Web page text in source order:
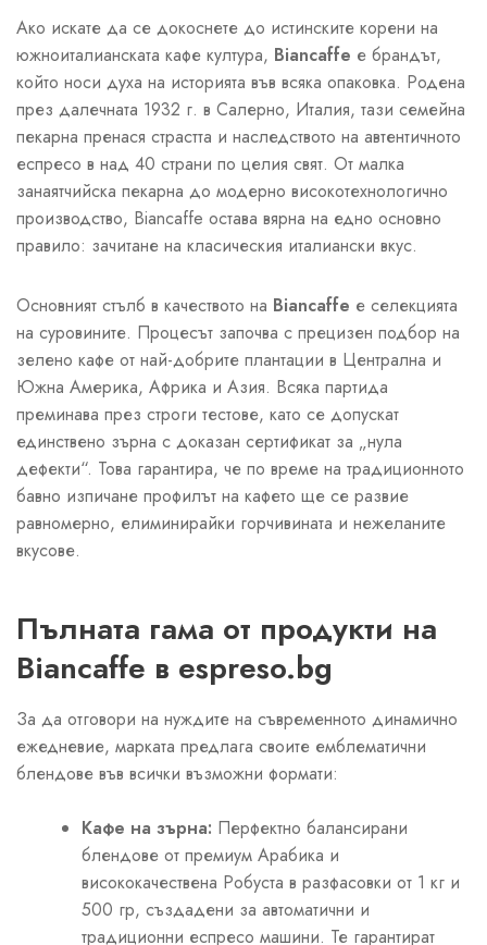
Ако искате да се докоснете до истинските корени на
южноиталианската кафе култура, Biancaffe е брандът,
който носи духа на историята във всяка опаковка. Родена
през далечната 1932 г. в Салерно, Италия, тази семейна
пекарна пренася страстта и наследството на автентичното
еспресо в над 40 страни по целия свят. От малка
занаятчийска пекарна до модерно високотехнологично
производство, Biancaffe остава вярна на едно основно
правило: зачитане на класическия италиански вкус.
Основният стълб в качеството на Biancaffe е селекцията
на суровините. Процесът започва с прецизен подбор на
зелено кафе от най-добрите плантации в Централна и
Южна Америка, Африка и Азия. Всяка партида
преминава през строги тестове, като се допускат
единствено зърна с доказан сертификат за „нула
дефекти“. Това гарантира, че по време на традиционното
бавно изпичане профилът на кафето ще се развие
равномерно, елиминирайки горчивината и нежеланите
вкусове.
Пълната гама от продукти на
Biancaffe в espreso.bg
За да отговори на нуждите на съвременното динамично
ежедневие, марката предлага своите емблематични
блендове във всички възможни формати:
Кафе на зърна: Перфектно балансирани
блендове от премиум Арабика и
висококачествена Робуста в разфасовки от 1 кг и
500 гр, създадени за автоматични и
традиционни еспресо машини. Те гарантират